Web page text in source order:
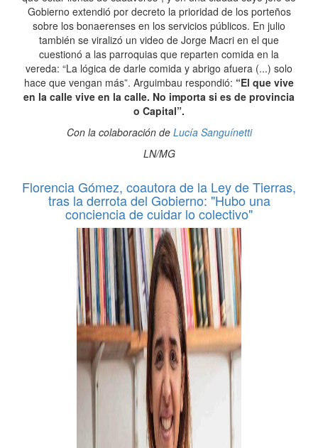
Gobierno extendió por decreto la prioridad de los porteños
sobre los bonaerenses en los servicios públicos. En julio
también se viralizó un video de Jorge Macri en el que
cuestionó a las parroquias que reparten comida en la
vereda: “La lógica de darle comida y abrigo afuera (...) solo
hace que vengan más”. Arguimbau respondió: “El que vive
en la calle vive en la calle. No importa si es de provincia
o Capital”.
Con la colaboración de Lucía Sanguínetti
LN/MG
Florencia Gómez, coautora de la Ley de Tierras,
tras la derrota del Gobierno: "Hubo una
conciencia de cuidar lo colectivo"